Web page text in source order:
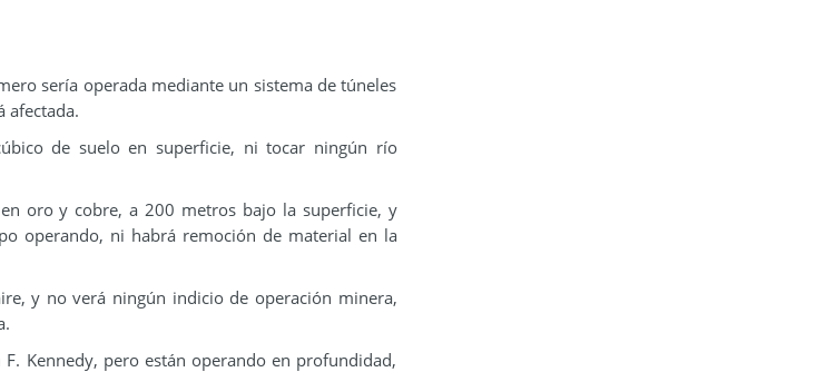
sería operada mediante un sistema de túneles
afectada.
de suelo en superficie, ni tocar ningún río
oro y cobre, a 200 metros bajo la superficie, y
operando, ni habrá remoción de material en la
y no verá ningún indicio de operación minera,
Kennedy, pero están operando en profundidad,